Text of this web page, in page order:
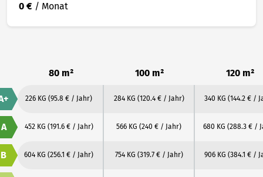
0 € / Monat
80 m² 100 m² 120 m²
226 KG (95.8 € / Jahr) 284 KG (120.4 € / Jahr) 340 KG (144.2 € /
A 452 KG (191.6 € / Jahr) 566 KG (240 € / Jahr) 680 KG (288.3 € /
B 604 KG (256.1 € / Jahr) 754 KG (319.7 € / Jahr) 906 KG (384.1 € /